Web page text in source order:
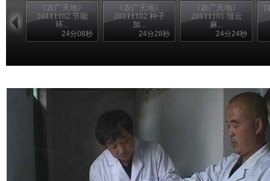
《农广天地》
20111102 节能
环...
24分08秒
《农广天地》
20111102 种子
加...
24分28秒
《农广天地》
20111101 缙云
麻...
24分24秒
[